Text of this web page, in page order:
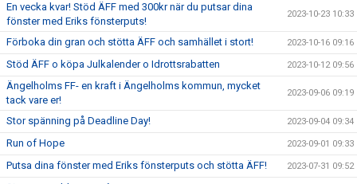
En vecka kvar! Stöd ÄFF med 300kr när du putsar dina
fönster med Eriks fönsterputs!
2023-10-23 10:33
Förboka din gran och stötta ÄFF och samhället i stort! 2023-10-16 09:16
Stöd ÄFF o köpa Julkalender o Idrottsrabatten 2023-10-12 09:56
Ängelholms FF- en kraft i Ängelholms kommun, mycket
tack vare er!
2023-09-06 09:19
Stor spänning på Deadline Day! 2023-09-04 09:34
Run of Hope 2023-09-01 09:33
Putsa dina fönster med Eriks fönsterputs och stötta ÄFF! 2023-07-31 09:52